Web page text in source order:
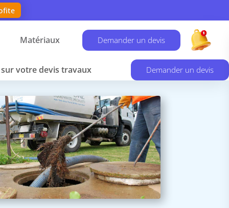
Matériaux Demander un devis
sur votre devis travaux Demander un devis